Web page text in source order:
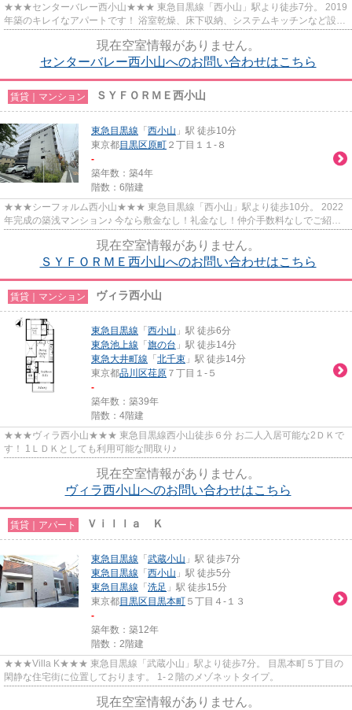
★★★センターバレー西小山★★★ 東急目黒線「西小山」駅より徒歩7分。 2019
年築のキレイなアパートです！ 浴室乾燥、床下収納、システムキッチンなど設備
現在空室情報がありません。
センターバレー西小山へのお問い合わせはこちら
賃貸｜マンション ＳＹＦＯＲＭＥ西小山
東急目黒線 「 西小山 」駅 徒歩10分
東京都目黒区原町 ２丁目１１-８
-
築年数：築4年
階数：6階建
★★★シーフォルム西小山★★★ 東急目黒線「西小山」駅より徒歩10分。 2022
年完成の築浅マンション♪ 今なら敷金なし！礼金なし！仲介手数料なしでご紹介
現在空室情報がありません。
ＳＹＦＯＲＭＥ西小山へのお問い合わせはこちら
賃貸｜マンション ヴィラ西小山
東急目黒線 「 西小山 」駅 徒歩6分
東急池上線 「 旗の台 」駅 徒歩14分
東急大井町線 「 北千束 」駅 徒歩14分
東京都品川区荏原 ７丁目１-５
-
築年数：築39年
階数：4階建
★★★ヴィラ西小山★★★ 東急目黒線西小山徒歩６分 お二人入居可能な2ＤＫで
す！ 1ＬＤＫとしても利用可能な間取り♪
現在空室情報がありません。
ヴィラ西小山へのお問い合わせはこちら
賃貸｜アパート Ｖｉｌｌａ Ｋ
東急目黒線 「 武蔵小山 」駅 徒歩7分
東急目黒線 「 西小山 」駅 徒歩5分
東急目黒線 「 洗足 」駅 徒歩15分
東京都目黒区 目黒本町 ５丁目４-１３
-
築年数：築12年
階数：2階建
★★★Villa K★★★ 東急目黒線「武蔵小山」駅より徒歩7分。 目黒本町５丁目の
閑静な住宅街に位置しております。 1‐２階のメゾネットタイプ。
現在空室情報がありません。